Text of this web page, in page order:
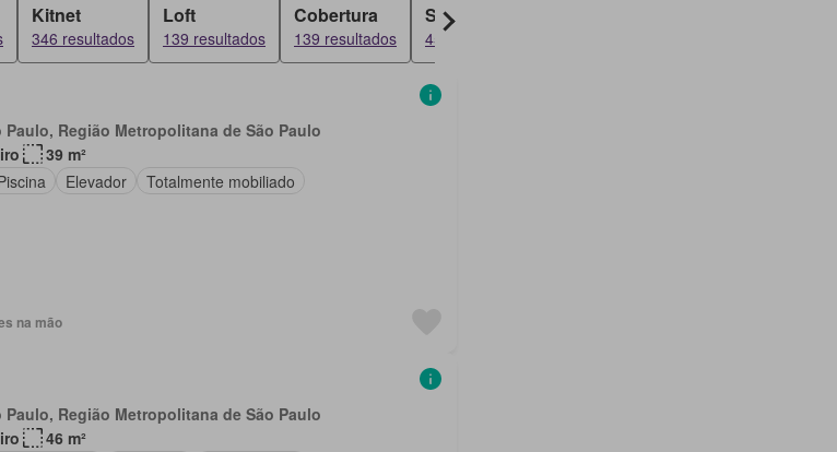
Kitnet
346 resultados
Loft
139 resultados
Cobertura
139 resultados
Sobrado
45 resultados
Região Metropolitana de São Paulo
39 m²
Elevador Totalmente mobiliado
na mão
Região Metropolitana de São Paulo
46 m²